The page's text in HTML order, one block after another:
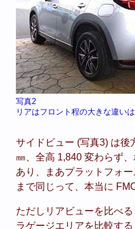
写真2
リアはフロント程の大きな違いは
サイドビュー (写真3) は
㎜、全高 1,840 変わらず
あり、まあプラットフォ
まで同じって、本当に
ただしリアビューを比べ
ラゲージエリアを比較す